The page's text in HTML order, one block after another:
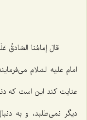
قالَ إمامُنا الصّادقُ
امام علیه السّلام
عنایت كند این است كه
دیگر نمی‌طلبد، و به